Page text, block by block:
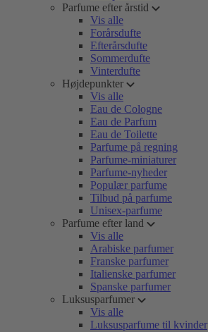
Parfume efter årstid
Vis alle
Forårsdufte
Efterårsdufte
Sommerdufte
Vinterdufte
Højdepunkter
Vis alle
Eau de Cologne
Eau de Parfum
Eau de Toilette
Parfume på regning
Parfume-miniaturer
Parfume-nyheder
Populær parfume
Tilbud på parfume
Unisex-parfume
Parfume efter land
Vis alle
Arabiske parfumer
Franske parfumer
Italienske parfumer
Spanske parfumer
Luksusparfumer
Vis alle
Luksusparfume til kvinder